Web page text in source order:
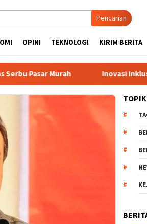
Pencarian
OPINI TEKNOLOGI KIRIM BERITA
Inovasi Inklusi: Website